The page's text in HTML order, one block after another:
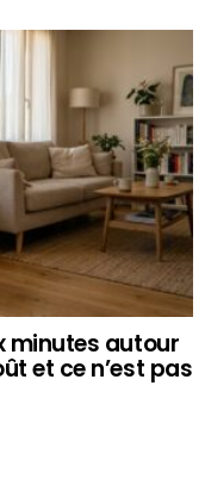
minutes autour
et ce n’est pas